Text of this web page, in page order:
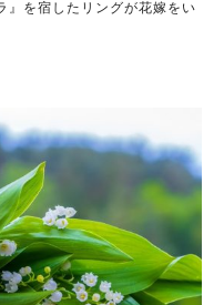
』を宿したリングが花嫁をい